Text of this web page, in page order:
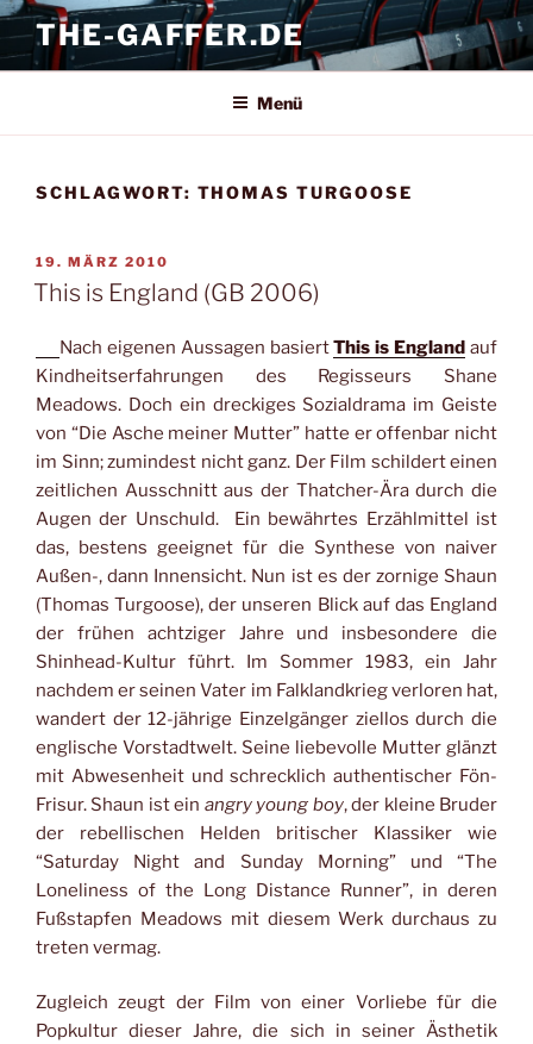
Zum
Inhalt
springen
THE-GAFFER.DE
Menü
SCHLAGWORT: THOMAS TURGOOSE
VERÖFFENTLICHT
AM
19. MÄRZ 2010
This is England (GB 2006)
Nach eigenen Aussagen basiertThis is England auf
Kindheitserfahrungen des Regisseurs Shane
Meadows. Doch ein dreckiges Sozialdrama im Geiste
von “Die Asche meiner Mutter” hatte er offenbar nicht
im Sinn; zumindest nicht ganz. Der Film schildert einen
zeitlichen Ausschnitt aus der Thatcher-Ära durch die
Augen der Unschuld. Ein bewährtes Erzählmittel ist
das, bestens geeignet für die Synthese von naiver
Außen-, dann Innensicht. Nun ist es der zornige Shaun
(Thomas Turgoose), der unseren Blick auf das England
der frühen achtziger Jahre und insbesondere die
Shinhead-Kultur führt. Im Sommer 1983, ein Jahr
nachdem er seinen Vater im Falklandkrieg verloren hat,
wandert der 12-jährige Einzelgänger ziellos durch die
englische Vorstadtwelt. Seine liebevolle Mutter glänzt
mit Abwesenheit und schrecklich authentischer Fön-
Frisur. Shaun ist ein angry young boy, der kleine Bruder
der rebellischen Helden britischer Klassiker wie
“Saturday Night and Sunday Morning” und “The
Loneliness of the Long Distance Runner”, in deren
Fußstapfen Meadows mit diesem Werk durchaus zu
treten vermag.
Zugleich zeugt der Film von einer Vorliebe für die
Popkultur dieser Jahre, die sich in seiner Ästhetik